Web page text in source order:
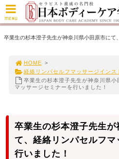
卒業生の杉本澄子先生が神奈川県小田原市に
HOME >
経絡リンパセルフマッサージインス
卒業生の杉本澄子先生が神奈川県
マッサージセミナーを行いました！
卒業生の杉本澄子先生
て、経絡リンパセルフ
行いました！
MENU